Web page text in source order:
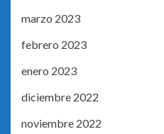
marzo 2023
febrero 2023
enero 2023
diciembre 2022
noviembre 2022